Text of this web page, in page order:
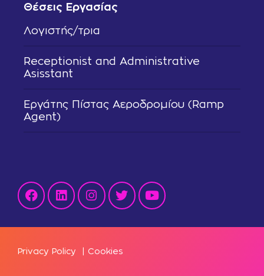
Θέσεις Εργασίας
Λογιστής/τρια
Receptionist and Administrative
Asisstant
Εργάτης Πίστας Αεροδρομίου (Ramp
Agent)
Privacy Policy | Cookies